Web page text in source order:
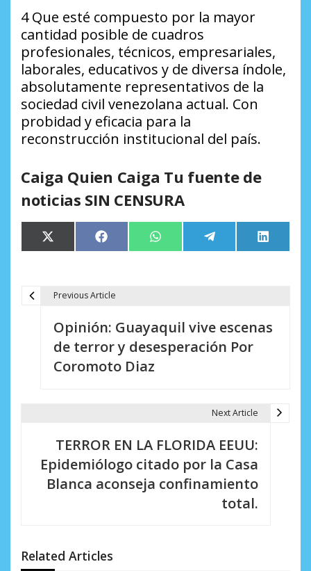
4 Que esté compuesto por la mayor
cantidad posible de cuadros
profesionales, técnicos, empresariales,
laborales, educativos y de diversa índole,
absolutamente representativos de la
sociedad civil venezolana actual. Con
probidad y eficacia para la
reconstrucción institucional del país.
Caiga Quien Caiga Tu fuente de
noticias SIN CENSURA
Compartir
en
X
(Twitter)
Compartir
en
Facebook Compartir
en
WhatsApp Compartir
en
Telegram
en
LinkedIn
d
Previous Article
Opinión: Guayaquil vive escenas
de terror y desesperación Por
Coromoto Diaz
Next Article
TERROR EN LA FLORIDA EEUU:
Epidemiólogo citado por la Casa
Blanca aconseja confinamiento
total.
Related Articles